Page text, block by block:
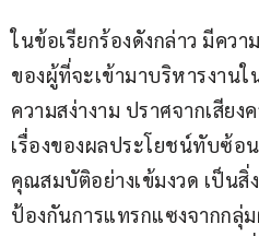
ในข้อเรียกร้องดังกล่าว มีคว
ของผู้ที่จะเข้ามาบริหารงาน
ความสง่างาม ปราศจากเสีย
เรื่องของผลประโยชน์ทับซ้อ
คุณสมบัติอย่างเข้มงวด เป็นสิ่
ป้องกันการแทรกแซงจากกลุ่